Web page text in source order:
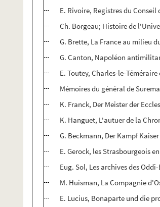
E. Rivoire, Registres du Conseil
Ch. Borgeau; Histoire de
G. Brette, La France au milieu du
G. Canton, Napoléon
E. Toutey, Charles-le-Téméraire
Mémoires du général de
K. Franck, Der Meister der
K. Hanguet, L'autuer de la
G. Beckmann, Der Kampf
E. Gerock, les Strasbourgeois en
Eug. Sol, Les archives des Oddi-
M. Huisman, La Compagnie
E. Lucius, Bonaparte und die